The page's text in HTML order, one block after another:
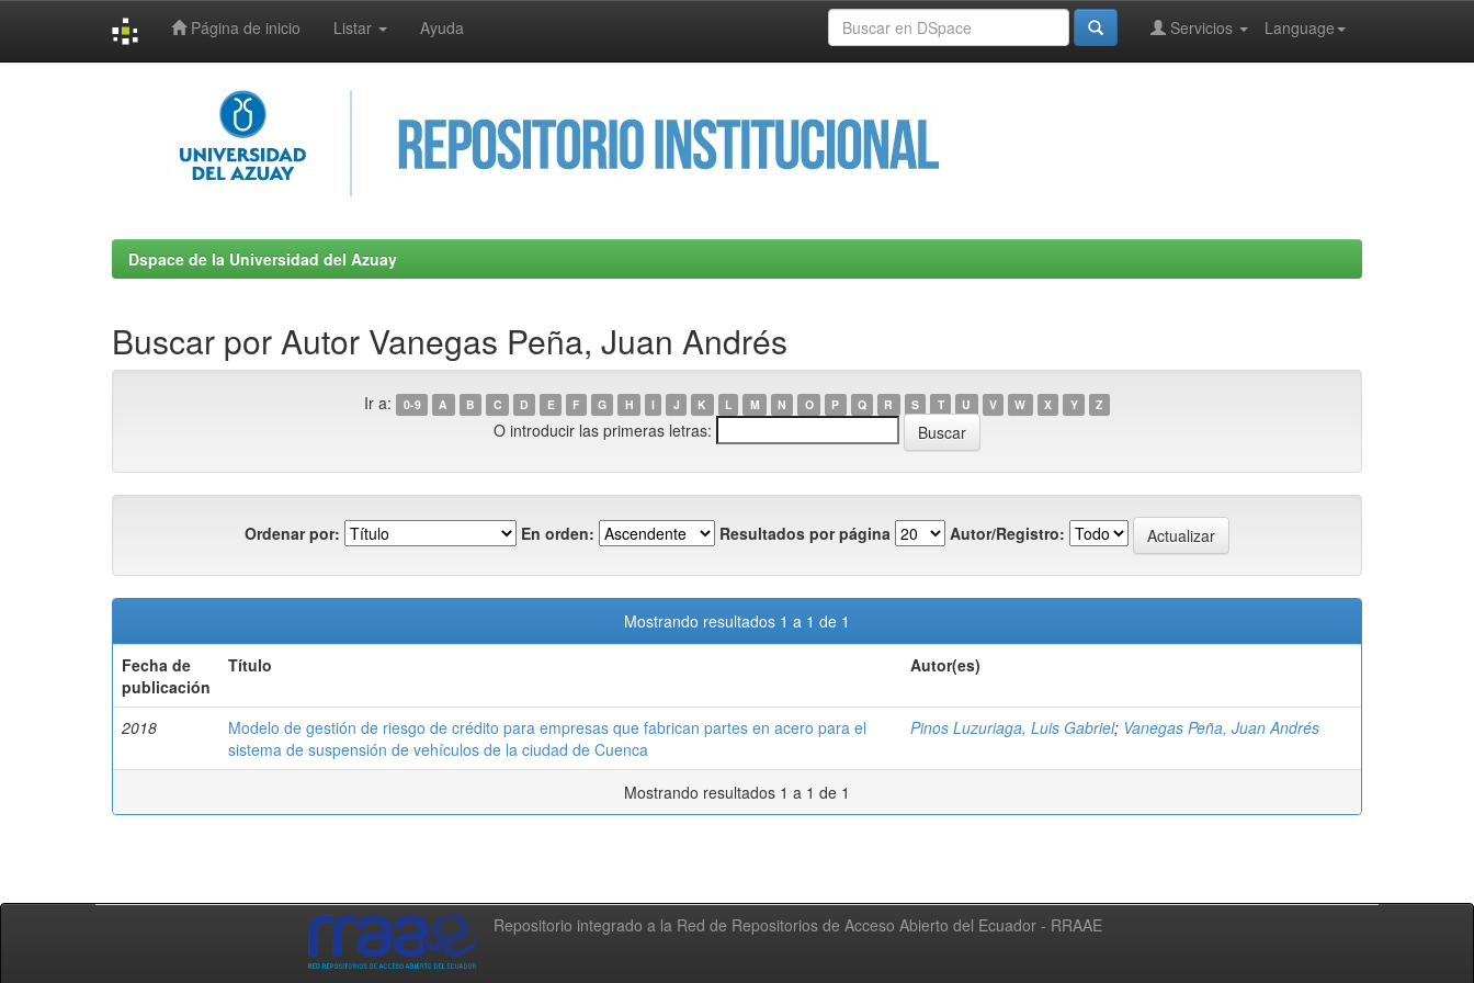
Página de inicio Listar Ayuda Language
Servicios
Dspace de la Universidad del Azuay
Buscar por Autor Vanegas Peña, Juan Andrés
Ir a: 0-9 A B C D E F G H I J K L M N O P Q R S T U V W X Y Z
O introducir las primeras letras:
Ordenar por: En orden: Resultados por página Autor/Registro:
Mostrando resultados 1 a 1 de 1
Fecha de
publicación
Título Autor(es)
2018
Modelo de gestión de riesgo de crédito para empresas que fabrican partes en acero para el
sistema de suspensión de vehículos de la ciudad de Cuenca
Pinos Luzuriaga, Luis Gabriel; Vanegas Peña, Juan Andrés
Mostrando resultados 1 a 1 de 1
Repositorio integrado a la Red de Repositorios de Acceso Abierto del Ecuador - RRAAE